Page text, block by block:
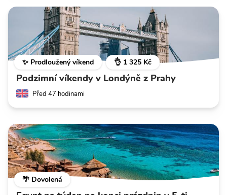
✨ Prodloužený víkend 👌 1 325 Kč
Podzimní víkendy v Londýně z Prahy
Před 47 hodinami
🌴 Dovolená